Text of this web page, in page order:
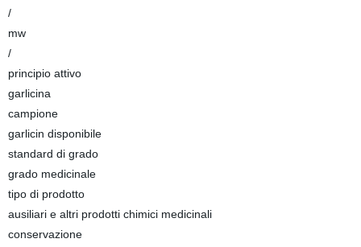
/
mw
/
principio attivo
garlicina
campione
garlicin disponibile
standard di grado
grado medicinale
tipo di prodotto
ausiliari e altri prodotti chimici medicinali
conservazione